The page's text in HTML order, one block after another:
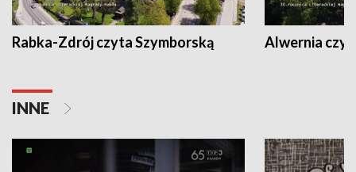
Rabka-Zdrój czyta Szymborską Alwernia
INNE